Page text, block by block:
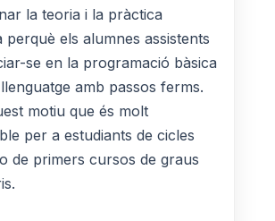
la teoria i la pràctica
perquè els alumnes assistents
se en la programació bàsica
amb passos ferms.
motiu que és molt
per a estudiants de cicles
de primers cursos de graus